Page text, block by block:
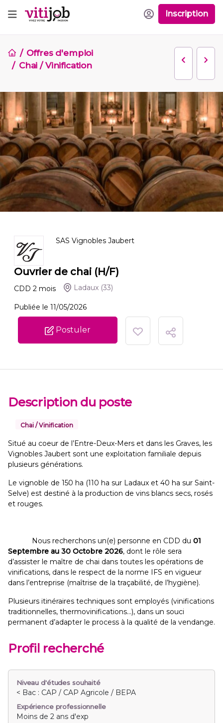
Inscription
Offres d'emploi
Chai / Vinification
SAS Vignobles Jaubert
Ouvrier de chai (H/F)
CDD 2 mois Ladaux (33)
Publiée le 11/05/2026
Postuler
Description du poste
Chai / Vinification
Situé au coeur de l’Entre-Deux-Mers et dans les Graves, les
Vignobles Jaubert sont une exploitation familiale depuis
plusieurs générations.
Le vignoble de 150 ha (110 ha sur Ladaux et 40 ha sur Saint-
Selve) est destiné à la production de vins blancs secs, rosés
et rouges.
Nous recherchons un(e) personne en CDD du 01
Septembre au 30 Octobre 2026, dont le rôle sera
d’assister le maître de chai dans toutes les opérations de
vinifications, dans le respect de la norme IFS en vigueur
dans l’entreprise (maîtrise de la traçabilité, de l’hygiène).
Plusieurs itinéraires techniques sont employés (vinifications
traditionnelles, thermovinifications…), dans un souci
permanent d’adapter le process à la qualité de la vendange.
Profil recherché
Niveau d'études souhaité
< Bac : CAP / CAP Agricole / BEPA
Expérience professionnelle
Moins de 2 ans d'exp